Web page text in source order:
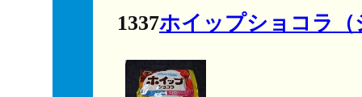
1337ホイップショコラ